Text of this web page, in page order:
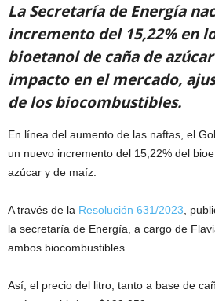
La Secretaría de Energía
incremento del 15,22% en
bioetanol de caña de
impacto en el mercado,
de los biocombustibles.
En línea del aumento de las naftas, el
un nuevo incremento del 15,22% del
azúcar y de maíz.
A través de la Resolución 631/2023 ,
la secretaría de Energía, a cargo de
ambos biocombustibles.
Así, el precio del litro, tanto a base de